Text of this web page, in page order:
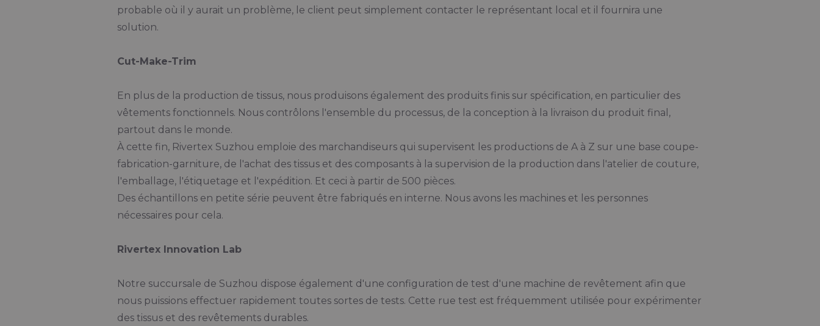
probable où il y aurait un problème, le client peut simplement contacter le représentant local et il fournira une
solution.
Cut-Make-Trim
En plus de la production de tissus, nous produisons également des produits finis sur spécification, en particulier des
vêtements fonctionnels. Nous contrôlons l'ensemble du processus, de la conception à la livraison du produit final,
partout dans le monde.
À cette fin, Rivertex Suzhou emploie des marchandiseurs qui supervisent les productions de A à Z sur une base coupe-
fabrication-garniture, de l'achat des tissus et des composants à la supervision de la production dans l'atelier de couture,
l'emballage, l'étiquetage et l'expédition. Et ceci à partir de 500 pièces.
Des échantillons en petite série peuvent être fabriqués en interne. Nous avons les machines et les personnes
nécessaires pour cela.
Rivertex Innovation Lab
Notre succursale de Suzhou dispose également d'une configuration de test d'une machine de revêtement afin que
nous puissions effectuer rapidement toutes sortes de tests. Cette rue test est fréquemment utilisée pour expérimenter
des tissus et des revêtements durables.